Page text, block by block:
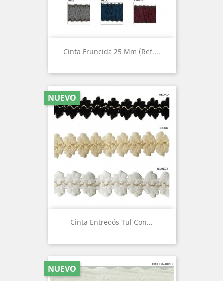
Cinta Fruncida 25 Mm (Ref....
Cinta Entredós Tul Con...
NUEVO
NUEVO